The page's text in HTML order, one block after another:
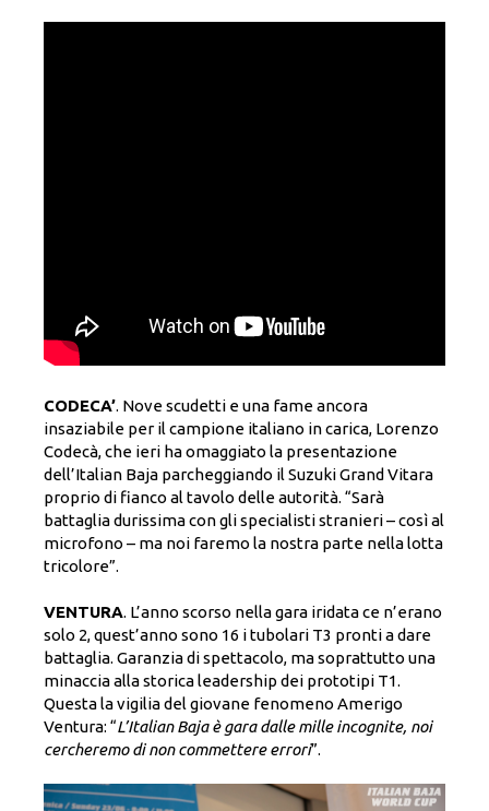
CODECA’. Nove scudetti e una fame ancora
insaziabile per il campione italiano in carica, Lorenzo
Codecà, che ieri ha omaggiato la presentazione
dell’Italian Baja parcheggiando il Suzuki Grand Vitara
proprio di fianco al tavolo delle autorità. “Sarà
battaglia durissima con gli specialisti stranieri – così al
microfono – ma noi faremo la nostra parte nella lotta
tricolore”.
VENTURA. L’anno scorso nella gara iridata ce n’erano
solo 2, quest’anno sono 16 i tubolari T3 pronti a dare
battaglia. Garanzia di spettacolo, ma soprattutto una
minaccia alla storica leadership dei prototipi T1.
Questa la vigilia del giovane fenomeno Amerigo
Ventura: “L’Italian Baja è gara dalle mille incognite, noi
cercheremo di non commettere errori”.